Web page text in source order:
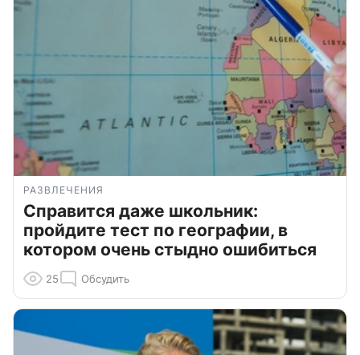
РАЗВЛЕЧЕНИЯ
Справится даже школьник:
пройдите тест по географии, в
котором очень стыдно ошибиться
25 Обсудить